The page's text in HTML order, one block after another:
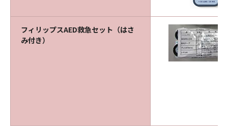
フィリップスAED救急セット（はさ
み付き）